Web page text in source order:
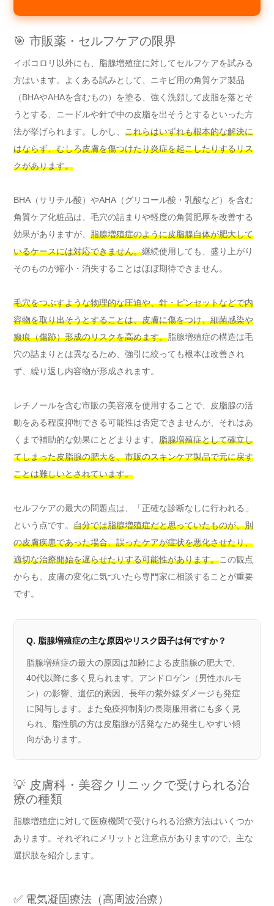
🎯 市販薬・セルフケアの限界
イボコロリ以外にも、脂腺増殖症に対してセルフケアを試みる
方はいます。よくある試みとして、ニキビ用の角質ケア製品
（BHAやAHAを含むもの）を塗る、強く洗顔して皮脂を落とそ
うとする、ニードルや針で中の皮脂を出そうとするといった方
法が挙げられます。しかし、 これらはいずれも根本的な解決に
はならず、むしろ皮膚を傷つけたり炎症を起こしたりするリス
クがあります。
BHA（サリチル酸）やAHA（グリコール酸・乳酸など）を含む
角質ケア化粧品は、毛穴の詰まりや軽度の角質肥厚を改善する
効果がありますが、 脂腺増殖症のように皮脂腺自体が肥大して
いるケースには対応できません。継続使用しても、盛り上がり
そのものが縮小・消失することはほぼ期待できません。
毛穴をつぶすような物理的な圧迫や、針・ピンセットなどで内
容物を取り出そうとすることは、皮膚に傷をつけ、細菌感染や
瘢痕（傷跡）形成のリスクを高めます。脂腺増殖症の構造は毛
穴の詰まりとは異なるため、強引に絞っても根本は改善され
ず、繰り返し内容物が形成されます。
レチノールを含む市販の美容液を使用することで、皮脂腺の活
動をある程度抑制できる可能性は否定できませんが、それはあ
くまで補助的な効果にとどまります。 脂腺増殖症として確立し
てしまった皮脂腺の肥大を、市販のスキンケア製品で元に戻す
ことは難しいとされています。
セルフケアの最大の問題点は、「正確な診断なしに行われる」
という点です。 自分では脂腺増殖症だと思っていたものが、別
の皮膚疾患であった場合、誤ったケアが症状を悪化させたり、
適切な治療開始を遅らせたりする可能性があります。この観点
からも、皮膚の変化に気づいたら専門家に相談することが重要
です。
Q. 脂腺増殖症の主な原因やリスク因子は何ですか？
脂腺増殖症の最大の原因は加齢による皮脂腺の肥大で、
40代以降に多く見られます。アンドロゲン（男性ホルモ
ン）の影響、遺伝的素因、長年の紫外線ダメージも発症
に関与します。また免疫抑制剤の長期服用者にも多く見
られ、脂性肌の方は皮脂腺が活発なため発生しやすい傾
向があります。
💡 皮膚科・美容クリニックで受けられる治
療の種類
脂腺増殖症に対して医療機関で受けられる治療方法はいくつか
あります。それぞれにメリットと注意点がありますので、主な
選択肢を紹介します。
✅ 電気凝固療法（高周波治療）